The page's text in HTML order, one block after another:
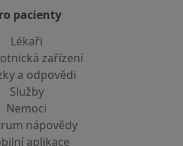
pacienty
Lékaři
zařízení
a odpovědi
Služby
Nemoci
nápovědy
aplikace